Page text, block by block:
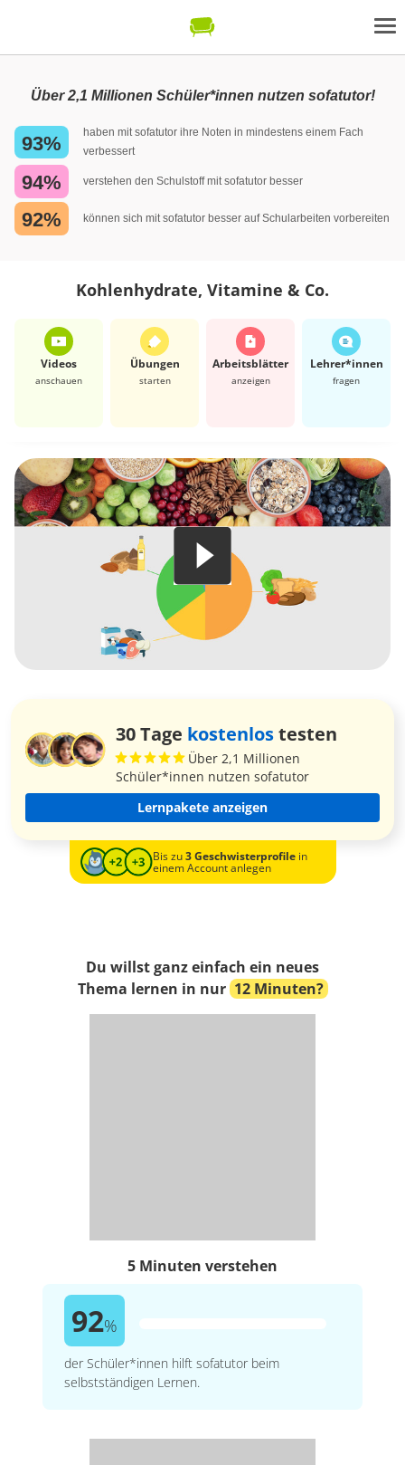
Über 2,1 Millionen Schüler*innen nutzen sofatutor!
93%
haben mit sofatutor ihre Noten in mindestens einem Fach
verbessert
94% verstehen den Schulstoff mit sofatutor besser
92% können sich mit sofatutor besser auf Schularbeiten vorbereiten
Kohlenhydrate, Vitamine & Co.
Videos
anschauen
Übungen
starten
Arbeits­blätter
anzeigen
Lehrer*​innen
fragen
30 Tage kostenlostesten
Über 2,1 Millionen
Schüler*innen nutzen sofatutor
Lernpakete anzeigen
Bis zu3 Geschwisterprofilein
einem Account anlegen
Du willst ganz einfach ein neues
Thema lernen in nur 12 Minuten?
5 Minuten verstehen
92%
der Schüler*innen hilft sofatutor beim
selbstständigen Lernen.